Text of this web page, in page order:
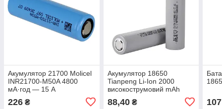
Акумулятор 21700 Molicel
INR21700-M50A 4800
мА·год — 15 А
226 ₴
Акумулятор 18650
Tianpeng Li-Ion 2000
високострумовий mAh
88,40₴